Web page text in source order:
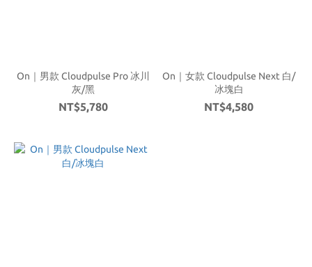
On｜男款 Cloudpulse Pro 冰川
灰/黑
NT$5,780
On｜女款 Cloudpulse Next 白/
冰塊白
NT$4,580